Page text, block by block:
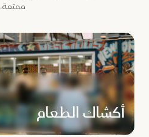
ممتعة.
أكشاك الطعام